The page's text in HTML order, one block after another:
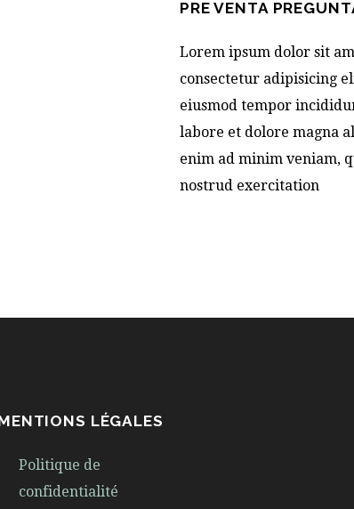
PRE VENTA
Lorem ipsum dolor sit
consectetur adipisicing
eiusmod tempor
labore et dolore magna
enim ad minim veniam,
nostrud exercitation
LÉGALES
Politique de
confidentialité